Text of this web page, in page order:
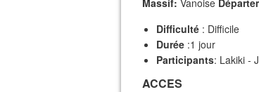
Massif: Vanoise
Difficulté : Difficile
Durée :1 jour
Participants: Lakiki -
ACCES